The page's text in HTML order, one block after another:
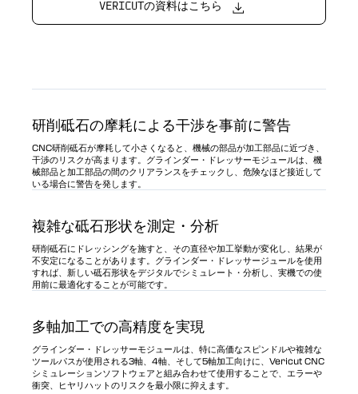
VERICUTの資料はこちら
研削砥石の摩耗による干渉を事前に警告
CNC研削砥石が摩耗して小さくなると、機械の部品が加工部品に近づき、
干渉のリスクが高まります。グラインダー・ドレッサーモジュールは、機
械部品と加工部品の間のクリアランスをチェックし、危険なほど接近して
いる場合に警告を発します。
複雑な砥石形状を測定・分析
研削砥石にドレッシングを施すと、その直径や加工挙動が変化し、結果が
不安定になることがあります。グラインダー・ドレッサージュールを使用
すれば、新しい砥石形状をデジタルでシミュレート・分析し、実機での使
用前に最適化することが可能です。
多軸加工での高精度を実現
グラインダー・ドレッサーモジュールは、特に高価なスピンドルや複雑な
ツールパスが使用される3軸、4軸、そして5軸加工向けに、Vericut CNC
シミュレーションソフトウェアと組み合わせて使用することで、エラーや
衝突、ヒヤリハットのリスクを最小限に抑えます。